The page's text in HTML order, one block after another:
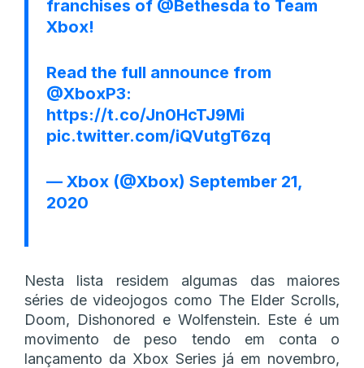
franchises of @Bethesda to Team
Xbox!
Read the full announce from
@XboxP3:
https://t.co/Jn0HcTJ9Mi
pic.twitter.com/iQVutgT6zq
— Xbox (@Xbox) September 21,
2020
Nesta lista residem algumas das maiores
séries de videojogos como The Elder Scrolls,
Doom, Dishonored e Wolfenstein. Este é um
movimento de peso tendo em conta o
lançamento da Xbox Series já em novembro,